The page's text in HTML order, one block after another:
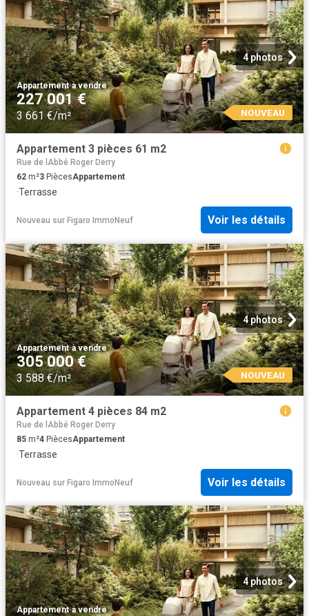
4 photos
Appartement·à vendre
227 001 €
3 661 €/m² NOUVEAU
Appartement 3 pièces 61 m2
Rue de lAbbé Roger Derry
62 m²3 PiècesAppartement
·Terrasse
Nouveau sur Figaro ImmoNeuf Voir les détails
4 photos
Appartement·à vendre
305 000 €
3 588 €/m² NOUVEAU
Appartement 4 pièces 84 m2
Rue de lAbbé Roger Derry
85 m²4 PiècesAppartement
·Terrasse
Nouveau sur Figaro ImmoNeuf Voir les détails
4 photos
Appartement·à vendre